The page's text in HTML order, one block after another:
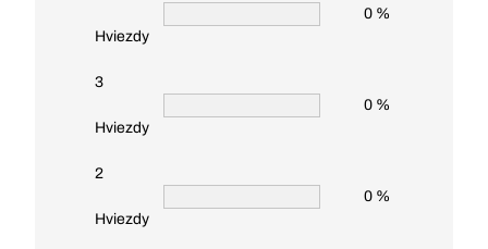
Hviezdy
0 %
3
Hviezdy
0 %
2
Hviezdy
0 %